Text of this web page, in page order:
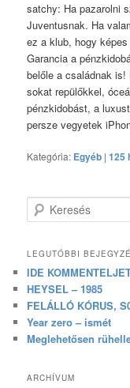
satchy: Ha pazarolni
Juventusnak. Ha
ez a klub, hogy
Garancia a
belőle a családnak
sokat repülőkkel,
pénzkidobást, a
persze vegyetek
Kategória: Egyéb |125
Keresés
LEGUTÓBBI
IDE
HEYSEL – 1985
FELÁLLÓ KÓRUS,
Year zero – ismét
Meglehetősen
ARCHÍVUM